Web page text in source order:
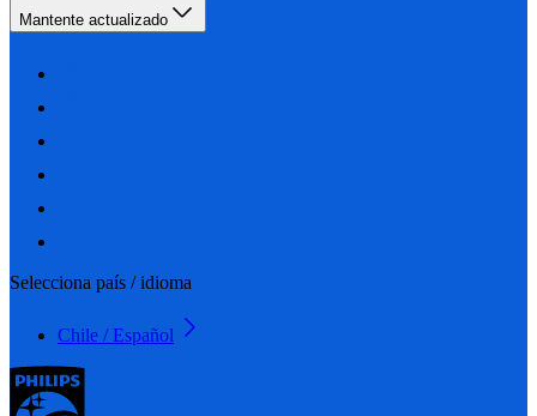
Mantente actualizado
Selecciona país / idioma
Chile / Español